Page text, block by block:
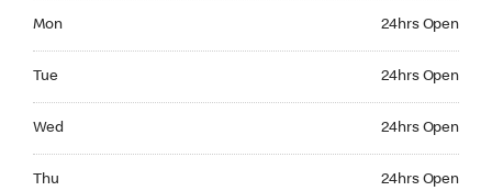
Mon 24hrs Open
Tue 24hrs Open
Wed 24hrs Open
Thu 24hrs Open